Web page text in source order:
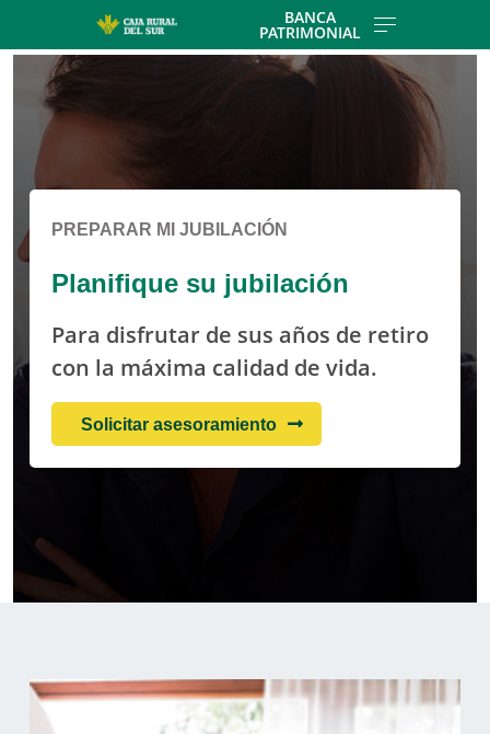
Skip to main contentt
BANCA
PATRIMONIAL
Cargando contenido, por favor espere...
PREPARAR MI JUBILACIÓN
Planifique su jubilación
Para disfrutar de sus años de retiro
con la máxima calidad de vida.
Solicitar asesoramiento